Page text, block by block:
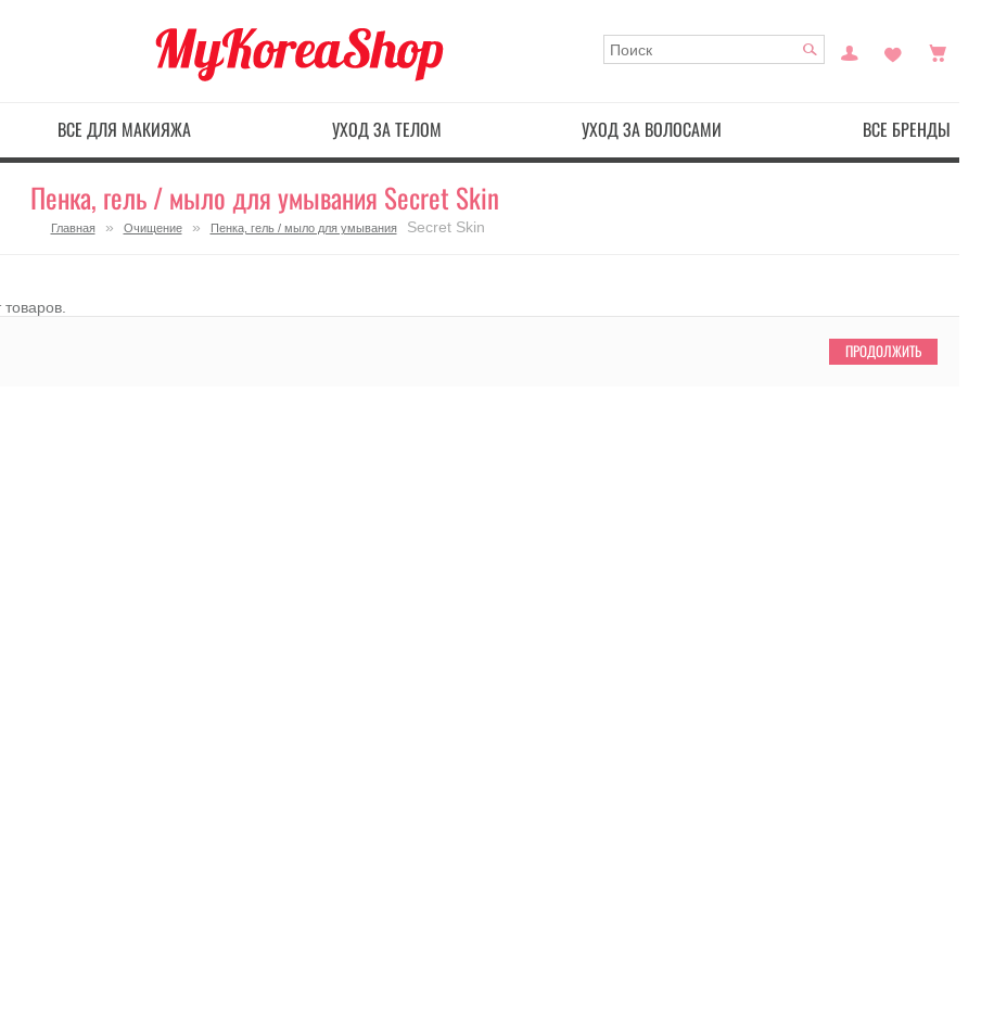
ВСЕ ДЛЯ МАКИЯЖА УХОД ЗА ТЕЛОМ УХОД ЗА ВОЛОСАМИ ВСЕ БРЕНДЫ
Пенка, гель / мыло для умывания Secret Skin
Главная » Очищение » Пенка, гель / мыло для умывания Secret Skin
ПРОДОЛЖИТЬ